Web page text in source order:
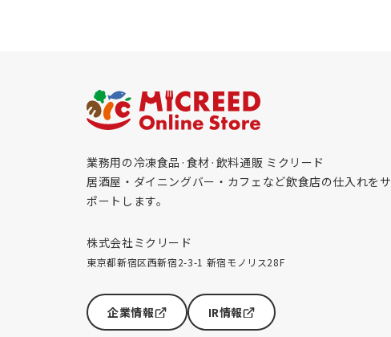
業務用の冷凍食品·食材·飲料通販 ミクリード
居酒屋・ダイニングバー・カフェなど飲食店の仕入れをサ
ポートします。
株式会社ミクリード
東京都新宿区西新宿2-3-1 新宿モノリス28F
企業情報 IR情報